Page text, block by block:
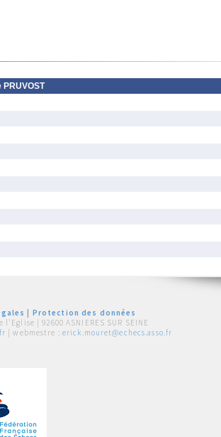
Protection des données
l'Eglise | 92600 ASNIERES SUR SEINE
| webmestre : erick.mouret@echecs.asso.fr